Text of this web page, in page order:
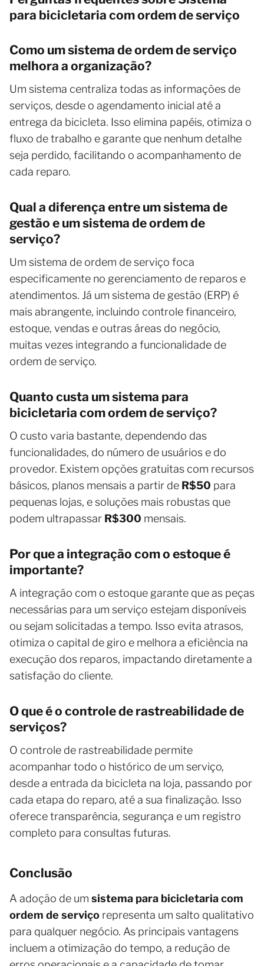
para bicicletaria com ordem de serviço
Como um sistema de ordem de serviço
melhora a organização?
Um sistema centraliza todas as informações de
serviços, desde o agendamento inicial até a
entrega da bicicleta. Isso elimina papéis, otimiza o
fluxo de trabalho e garante que nenhum detalhe
seja perdido, facilitando o acompanhamento de
cada reparo.
Qual a diferença entre um sistema de
gestão e um sistema de ordem de
serviço?
Um sistema de ordem de serviço foca
especificamente no gerenciamento de reparos e
atendimentos. Já um sistema de gestão (ERP) é
mais abrangente, incluindo controle financeiro,
estoque, vendas e outras áreas do negócio,
muitas vezes integrando a funcionalidade de
ordem de serviço.
Quanto custa um sistema para
bicicletaria com ordem de serviço?
O custo varia bastante, dependendo das
funcionalidades, do número de usuários e do
provedor. Existem opções gratuitas com recursos
básicos, planos mensais a partir de R$50 para
pequenas lojas, e soluções mais robustas que
podem ultrapassar R$300 mensais.
Por que a integração com o estoque é
importante?
A integração com o estoque garante que as peças
necessárias para um serviço estejam disponíveis
ou sejam solicitadas a tempo. Isso evita atrasos,
otimiza o capital de giro e melhora a eficiência na
execução dos reparos, impactando diretamente a
satisfação do cliente.
O que é o controle de rastreabilidade de
serviços?
O controle de rastreabilidade permite
acompanhar todo o histórico de um serviço,
desde a entrada da bicicleta na loja, passando por
cada etapa do reparo, até a sua finalização. Isso
oferece transparência, segurança e um registro
completo para consultas futuras.
Conclusão
A adoção de um sistema para bicicletaria com
ordem de serviço representa um salto qualitativo
para qualquer negócio. As principais vantagens
incluem a otimização do tempo, a redução de